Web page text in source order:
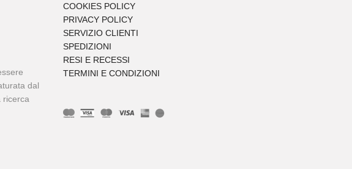
dal
ricerca
COOKIES POLICY
PRIVACY POLICY
SERVIZIO CLIENTI
SPEDIZIONI
RESI E RECESSI
TERMINI E CONDIZIONI